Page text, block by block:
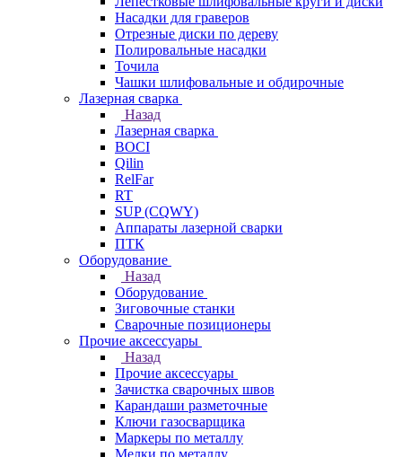
Насадки для граверов
Отрезные диски по дереву
Полировальные насадки
Точила
Чашки шлифовальные и обдирочные
Лазерная сварка
Назад
Лазерная сварка
BOCI
Qilin
RelFar
RT
SUP (CQWY)
Аппараты лазерной сварки
ПТК
Оборудование
Назад
Оборудование
Зиговочные станки
Сварочные позиционеры
Прочие аксессуары
Назад
Прочие аксессуары
Зачистка сварочных швов
Карандаши разметочные
Ключи газосварщика
Маркеры по металлу
Мелки по металлу